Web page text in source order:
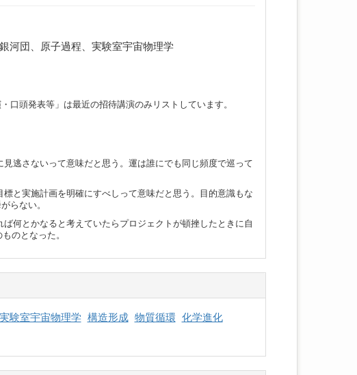
河団、原子過程、実験室宇宙物理学
頭発表等」は最近の招待講演のみリストしています。
逃さないって意味だと思う。運は誰にでも同じ頻度で巡って
と実施計画を明確にすべしって意味だと思う。目的意識もな
らない。
ば何とかなると考えていたらプロジェクトが頓挫したときに自
のとなった。
実験室宇宙物理学 構造形成 物質循環 化学進化